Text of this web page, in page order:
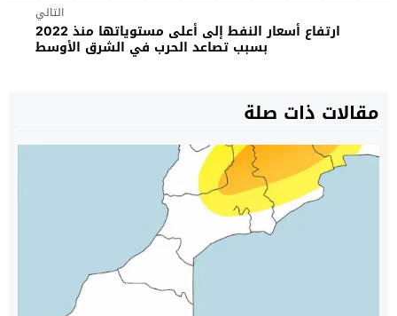
التالي
ارتفاع أسعار النفط إلى أعلى مستوياتها منذ 2022
بسبب تصاعد الحرب في الشرق الأوسط
مقالات ذات صلة